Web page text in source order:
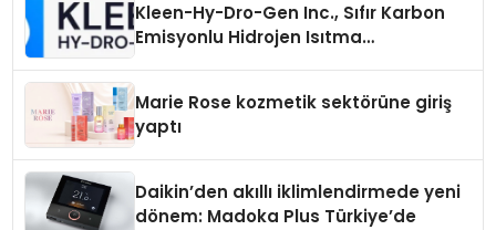
Kleen-Hy-Dro-Gen Inc., Sıfır Karbon
Emisyonlu Hidrojen Isıtma
Marie Rose kozmetik sektörüne giriş
yaptı
Daikin’den akıllı iklimlendirmede yeni
dönem: Madoka Plus Türkiye’de